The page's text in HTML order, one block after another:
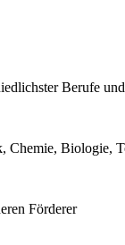
Berufe
Chemie, Biologie,
Förderer